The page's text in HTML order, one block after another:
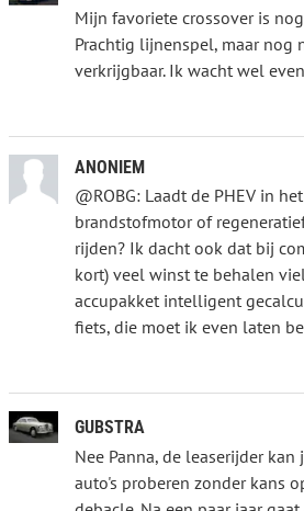
Mijn favoriete crossover is
Prachtig lijnenspel, maar nog
verkrijgbaar. Ik wacht wel
ANONIEM
@ROBG: Laadt de PHEV in
brandstofmotor of
rijden? Ik dacht ook dat bij
kort) veel winst te behalen
accupakket intelligent
fiets, die moet ik even laten
GUBSTRA
Nee Panna, de leaserijder
auto's proberen zonder kans